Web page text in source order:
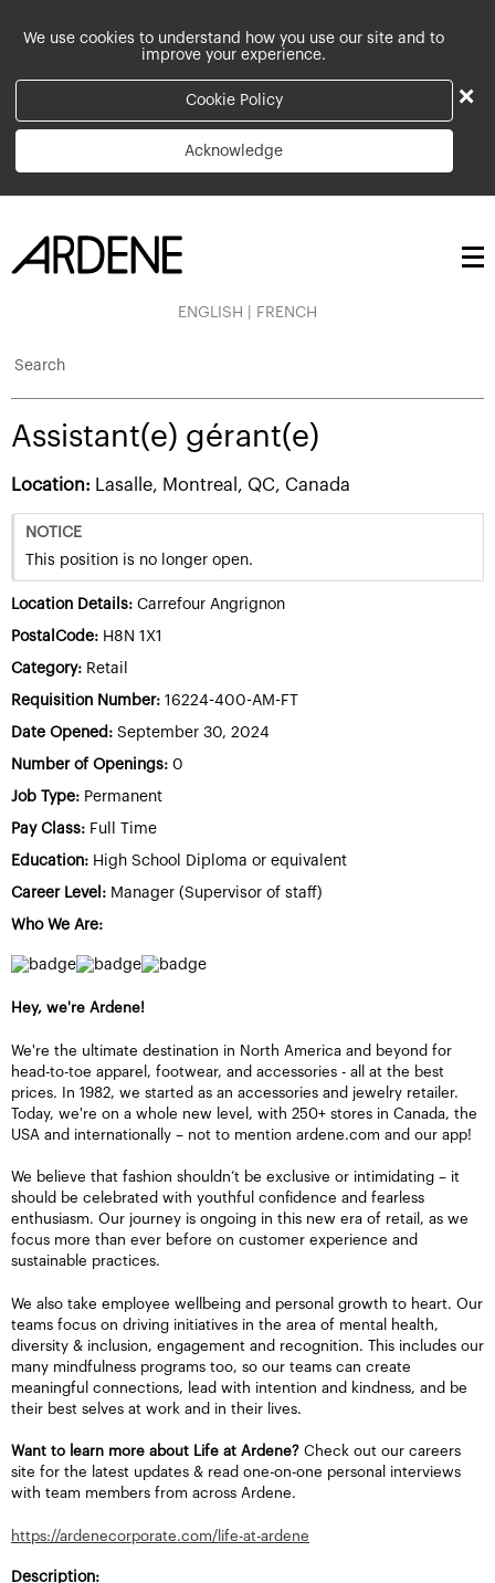
We use cookies to understand how you use our site and to
improve your experience.
Cookie Policy
Acknowledge
×
ENGLISH FRENCH
Search
Assistant(e) gérant(e)
Location: Lasalle, Montreal, QC, Canada
NOTICE
This position is no longer open.
Location Details: Carrefour Angrignon
PostalCode: H8N 1X1
Category: Retail
Requisition Number: 16224-400-AM-FT
Date Opened: September 30, 2024
Number of Openings: 0
Job Type: Permanent
Pay Class: Full Time
Education: High School Diploma or equivalent
Career Level: Manager (Supervisor of staff)
Who We Are:
Hey, we're Ardene!
We're the ultimate destination in North America and beyond for
head-to-toe apparel, footwear, and accessories - all at the best
prices. In 1982, we started as an accessories and jewelry retailer.
Today, we're on a whole new level, with 250+ stores in Canada, the
USA and internationally – not to mention ardene.com and our app!
We believe that fashion shouldn’t be exclusive or intimidating – it
should be celebrated with youthful confidence and fearless
enthusiasm. Our journey is ongoing in this new era of retail, as we
focus more than ever before on customer experience and
sustainable practices.
We also take employee wellbeing and personal growth to heart. Our
teams focus on driving initiatives in the area of mental health,
diversity & inclusion, engagement and recognition. This includes our
many mindfulness programs too, so our teams can create
meaningful connections, lead with intention and kindness, and be
their best selves at work and in their lives.
Want to learn more about Life at Ardene? Check out our careers
site for the latest updates & read one-on-one personal interviews
with team members from across Ardene.
https://ardenecorporate.com/life-at-ardene
Description: